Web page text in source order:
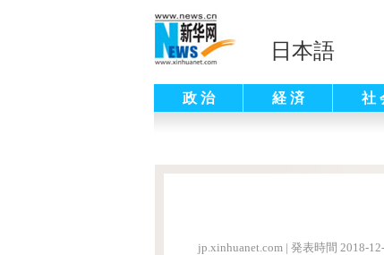
日本語
政 治 経 済 社
jp.xinhuanet.com | 発表時間 2018-